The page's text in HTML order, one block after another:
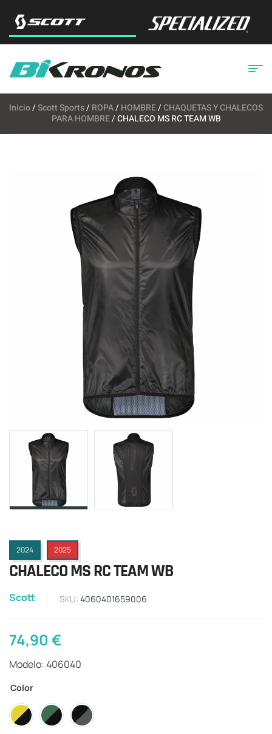
Inicio/Scott Sports/ ROPA/ HOMBRE/ CHAQUETAS Y CHALECOS
PARA HOMBRE/ CHALECO MS RC TEAM WB
2024 2025
CHALECO MS RC TEAM WB
Scott SKU: 4060401659006
74,90€
Modelo: 406040
Color